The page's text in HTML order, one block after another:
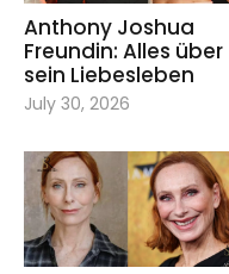
Anthony Joshua
Freundin: Alles über
sein Liebesleben
July 30, 2026